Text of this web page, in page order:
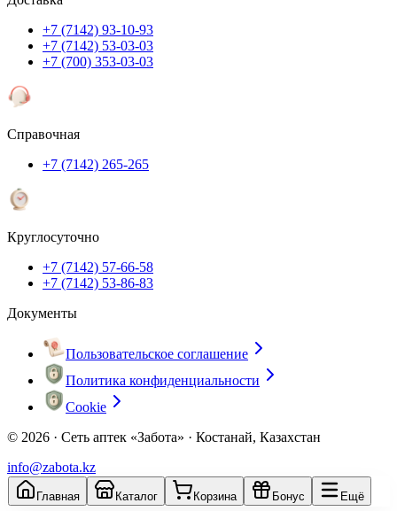
+7 (7142) 93-10-93
+7 (7142) 53-03-03
+7 (700) 353-03-03
Справочная
+7 (7142) 265-265
Круглосуточно
+7 (7142) 57-66-58
+7 (7142) 53-86-83
Документы
Пользовательское соглашение
Политика конфиденциальности
Cookie
© 2026 · Сеть аптек «Забота» · Костанай, Казахстан
info@zabota.kz
Главная Каталог Корзина Бонус Ещё